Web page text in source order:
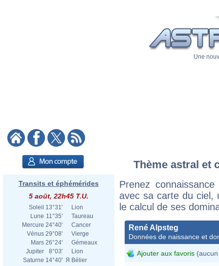
Une
Transits et éphémérides
5 août, 22h45 T.U.
Soleil 13°31'
Lion
Lune 11°35'
Taureau
Mercure 24°40'
Cancer
Vénus 29°08'
Vierge
Mars 26°24'
Gémeaux
Jupiter
8°03'
Lion
Saturne 14°40' Я Bélier
Thème astral et
Prenez
avec sa carte du ciel,
le calcul de ses
René Alpsteg
Données de naissance et
Ajouter aux favoris